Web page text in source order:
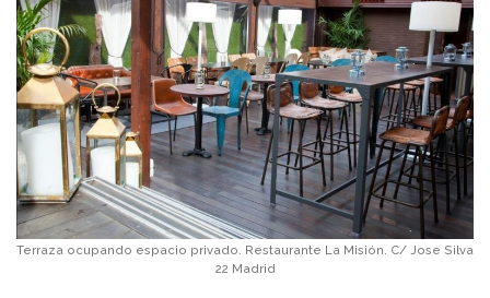
Terraza ocupando espacio privado. Restaurante La Misión. C/ Jose Silva
22 Madrid